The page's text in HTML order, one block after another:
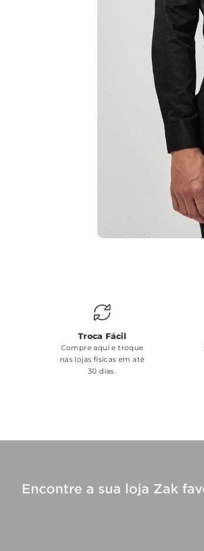
Troca Fácil
Compre aqui e troque
nas lojas físicas em até
30 dias.